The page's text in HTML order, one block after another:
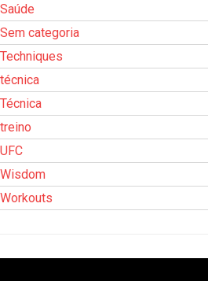
Saúde
Sem categoria
Techniques
técnica
Técnica
treino
UFC
Wisdom
Workouts